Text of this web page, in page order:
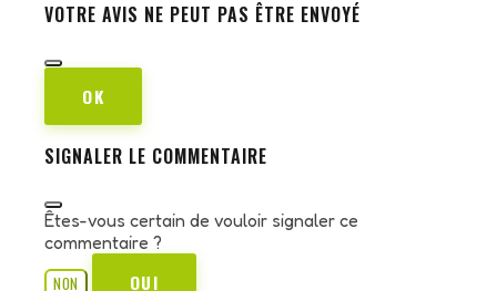
VOTRE AVIS NE PEUT PAS ÊTRE ENVOYÉ
OK
SIGNALER LE COMMENTAIRE
Êtes-vous certain de vouloir signaler ce
commentaire ?
NON
OUI